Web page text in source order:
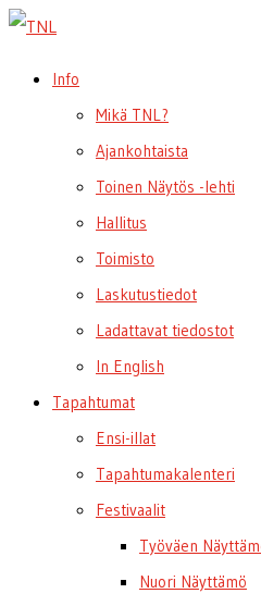
Info
Mikä TNL?
Ajankohtaista
Toinen Näytös -lehti
Hallitus
Toimisto
Laskutustiedot
Ladattavat tiedostot
In English
Tapahtumat
Ensi-illat
Tapahtumakalenteri
Festivaalit
Työväen
Nuori Näyttämö